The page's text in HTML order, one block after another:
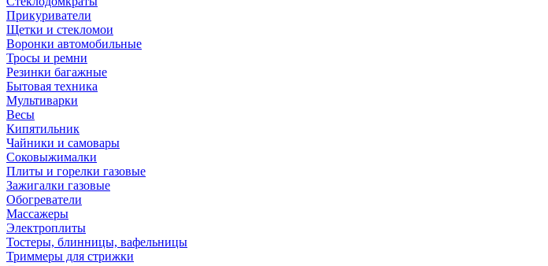
Прикуриватели
Щетки и стекломои
Воронки автомобильные
Тросы и ремни
Резинки багажные
Бытовая техника
Мультиварки
Весы
Кипятильник
Чайники и самовары
Соковыжималки
Плиты и горелки газовые
Зажигалки газовые
Обогреватели
Массажеры
Электроплиты
Тостеры, блинницы, вафельницы
Триммеры для стрижки